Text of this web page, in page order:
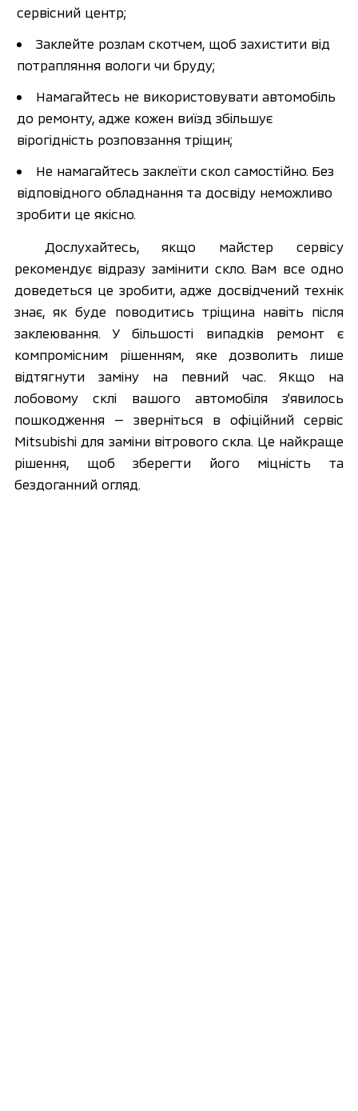
сервісний центр;
Заклейте розлам скотчем, щоб захистити від
потрапляння вологи чи бруду;
Намагайтесь не використовувати автомобіль
до ремонту, адже кожен виїзд збільшує
вірогідність розповзання тріщин;
Не намагайтесь заклеїти скол самостійно. Без
відповідного обладнання та досвіду неможливо
зробити це якісно.
Дослухайтесь, якщо майстер сервісу
рекомендує відразу замінити скло. Вам все одно
доведеться це зробити, адже досвідчений технік
знає, як буде поводитись тріщина навіть після
заклеювання. У більшості випадків ремонт є
компромісним рішенням, яке дозволить лише
відтягнути заміну на певний час. Якщо на
лобовому склі вашого автомобіля з'явилось
пошкодження — зверніться в офіційний сервіс
Mitsubishi для заміни вітрового скла. Це найкраще
рішення, щоб зберегти його міцність та
бездоганний огляд.